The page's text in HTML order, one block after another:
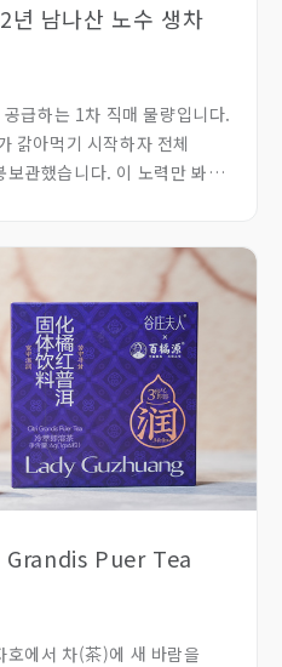
년 남나산 노수 생차
급하는 1차 직매 물량입니다.
갉아먹기 시작하자 전체
보관했습니다. 이 노력만 봐도
. 종이 봉지 너머로도 진한
상태가 최상급입니다. 차 잎을
싹과 솜털이 굵고 풍부하며
이 편안하게 느껴집니다. 입에
음 접하는 초보자도 거부감
차를 즐겨온 마니아에게는
니다. 탕감은 부드러우면서도
량이 극소량으로 단 30건만
우선 판매 독점권을 보유하고
하게 제공해 드립니다
Puer Tea
호에서 차(茶)에 새 바람을